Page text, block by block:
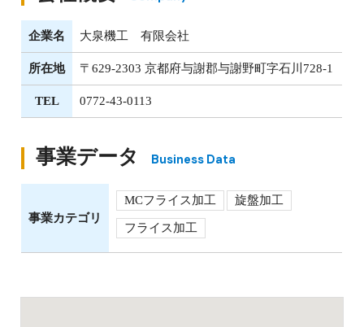
企業名 大泉機工 有限会社
所在地 〒629-2303 京都府与謝郡与謝野町字石川728-1
TEL 0772-43-0113
事業データ Business Data
事業カテゴリ
MCフライス加工 旋盤加工
フライス加工